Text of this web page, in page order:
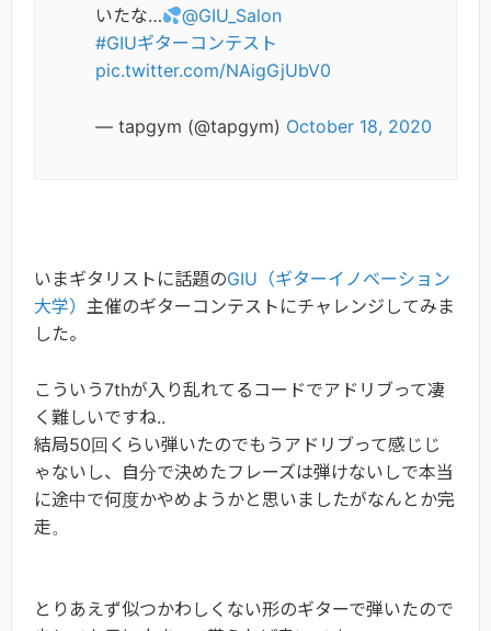
いたな…
@GIU_Salon
#GIUギターコンテスト
pic.twitter.com/NAigGjUbV0
— tapgym (@tapgym) October 18, 2020
いまギタリストに話題のGIU（ギターイノベーション
大学） 主催のギターコンテストにチャレンジしてみま
した。
こういう7thが入り乱れてるコードでアドリブって凄
く難しいですね..
結局50回くらい弾いたのでもうアドリブって感じじ
ゃないし、自分で決めたフレーズは弾けないしで本当
に途中で何度かやめようかと思いましたがなんとか完
走。
とりあえず似つかわしくない形のギターで弾いたので